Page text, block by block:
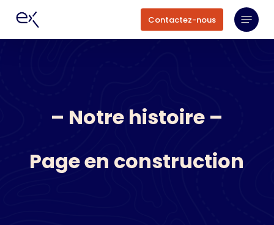
main
Contactez-nous
Menu
– Notre histoire –
Page en construction